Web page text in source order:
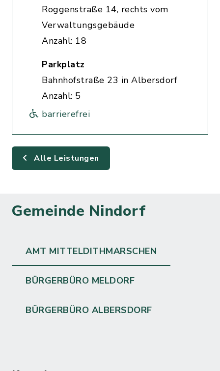
Roggenstraße 14, rechts vom
Verwaltungsgebäude
Anzahl: 18
Parkplatz
Bahnhofstraße 23 in Albersdorf
Anzahl: 5
barrierefrei
Alle Leistungen
Gemeinde Nindorf
AMT MITTELDITHMARSCHEN
BÜRGERBÜRO MELDORF
BÜRGERBÜRO ALBERSDORF